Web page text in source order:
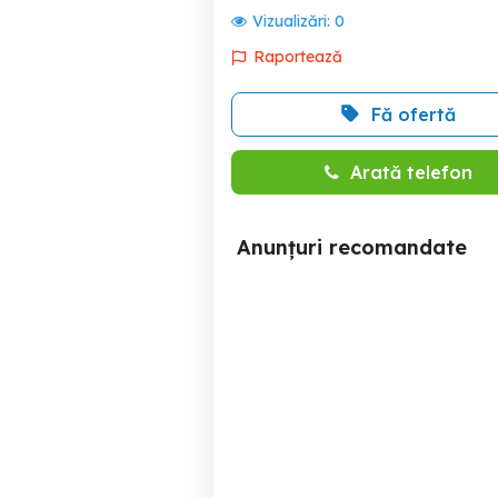
Vizualizări: 0
Raportează
Fă ofertă
Arată telefon
Anunțuri recomandate